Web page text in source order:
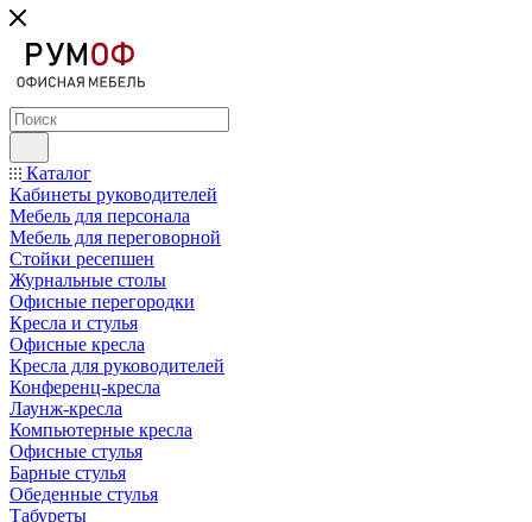
Каталог
Кабинеты руководителей
Мебель для персонала
Мебель для переговорной
Стойки ресепшен
Журнальные столы
Офисные перегородки
Кресла и стулья
Офисные кресла
Кресла для руководителей
Конференц-кресла
Лаунж-кресла
Компьютерные кресла
Офисные стулья
Барные стулья
Обеденные стулья
Табуреты